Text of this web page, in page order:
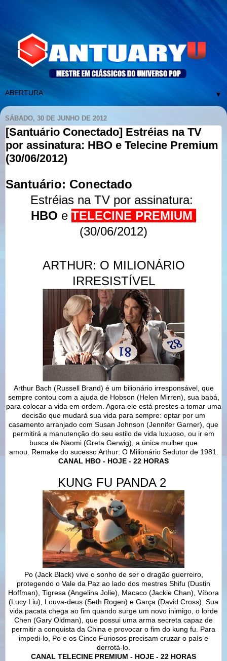
▼
SÁBADO, 30 DE JUNHO DE 2012
[Santuário Conectado] Estréias na TV
por assinatura: HBO e Telecine Premium
(30/06/2012)
Santuário: Conectado
Estréias na TV por assinatura:
HBO e TELECINE PREMIUM
(30/06/2012)
ARTHUR: O MILIONÁRIO
IRRESISTÍVEL
Arthur Bach (Russell Brand) é um bilionário irresponsável, que
sempre contou com a ajuda de Hobson (Helen Mirren), sua babá,
para colocar a vida em ordem. Agora ele está prestes a tomar uma
decisão que mudará sua vida para sempre: optar por um
casamento arranjado com Susan Johnson (Jennifer Garner), que
permitirá a manutenção do seu estilo de vida luxuoso, ou ir em
busca de Naomi (Greta Gerwig), a única mulher que
amou. Remake do sucesso Arthur: O Milionário Sedutorde 1981.
CANAL HBO - HOJE - 22 HORAS
KUNG FU PANDA 2
Po (Jack Black) vive o sonho de ser o dragão guerreiro,
protegendo o Vale da Paz ao lado dos mestres Shifu (Dustin
Hoffman), Tigresa (Angelina Jolie), Macaco (Jackie Chan), Víbora
(Lucy Liu), Louva-deus (Seth Rogen) e Garça (David Cross). Sua
vida pacata chega ao fim quando surge um novo inimigo, o lorde
Chen (Gary Oldman), que possui uma arma secreta capaz de
permitir a conquista da China e provocar o fim do kung fu. Para
impedi-lo, Po e os Cinco Furiosos precisam cruzar o país e
derrotá-lo.
CANAL TELECINE PREMIUM - HOJE - 22 HORAS